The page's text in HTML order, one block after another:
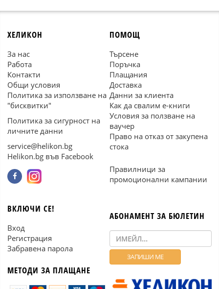
ХЕЛИКОН
За нас
Работа
Контакти
Общи условия
Политика за използване на
"бисквитки"
Политика за сигурност на
личните данни
service@helikon.bg
Helikon.bg във Facebook
ПОМОЩ
Търсене
Поръчка
Плащания
Доставка
Данни за клиента
Как да свалим е-книги
Условия за ползване на
ваучер
Право на отказ от закупена
стока
Правилници за
промоционални кампании
ВКЛЮЧИ СЕ!
Вход
Регистрация
Забравена парола
МЕТОДИ ЗА ПЛАЩАНЕ
АБОНАМЕНТ ЗА БЮЛЕТИН